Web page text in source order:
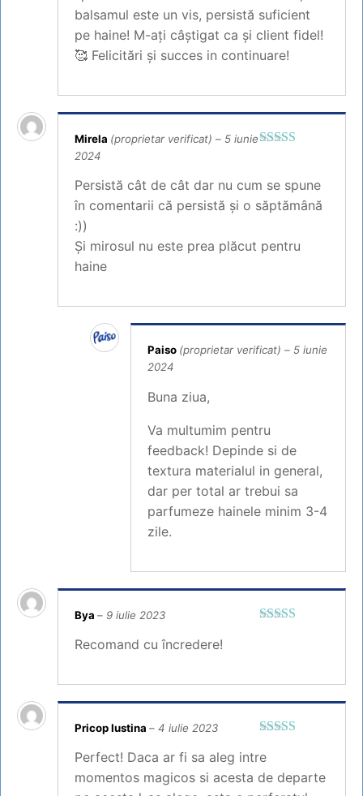
balsamul este un vis, persistă suficient
pe haine! M-ați câștigat ca și client fidel!
🥰 Felicitări și succes in continuare!
5
Mirela (proprietar verificat) – 5 iunie
2024
Persistă cât de cât dar nu cum se spune
în comentarii că persistă și o săptămână
:))
Și mirosul nu este prea plăcut pentru
haine
Paiso (proprietar verificat) – 5 iunie
2024
Buna ziua,
Va multumim pentru
feedback! Depinde si de
textura materialul in general,
dar per total ar trebui sa
parfumeze hainele minim 3-4
zile.
Bya – 9 iulie 2023
Recomand cu încredere!
din 5
Pricop Iustina – 4 iulie 2023
Perfect! Daca ar fi sa aleg intre
momentos magicos si acesta de departe